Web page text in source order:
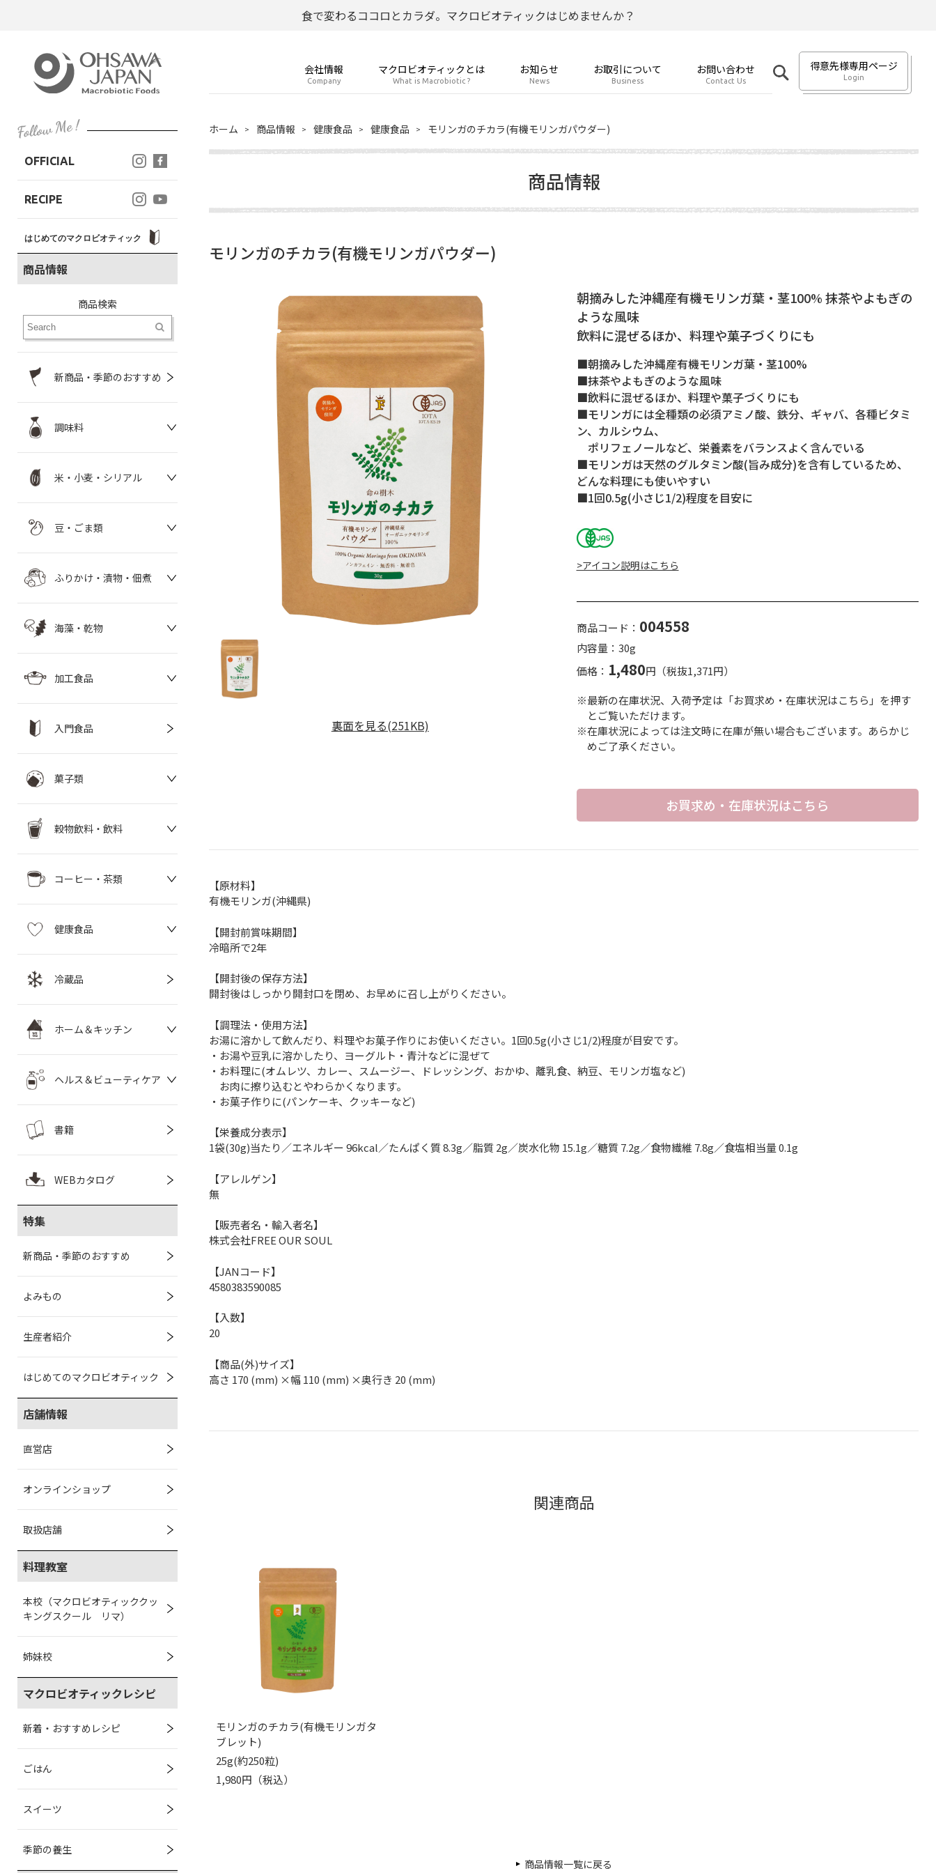
食で変わるココロとカラダ。マクロビオティックはじめませんか？
会社情報
Company
マクロビオティックとは
What is Macrobiotic ?
お知らせ
News
お取引について
Business
お問い合わせ
Contact Us
得意先様専用ページ
Login
OFFICIAL
RECIPE
はじめてのマクロビオティック
商品情報
商品検索
新商品・季節のおすすめ
調味料
米・小麦・シリアル
豆・ごま類
ふりかけ・漬物・佃煮
海藻・乾物
加工食品
入門食品
菓子類
穀物飲料・飲料
コーヒー・茶類
健康食品
冷蔵品
ホーム＆キッチン
ヘルス＆ビューティケア
書籍
WEBカタログ
特集
新商品・季節のおすすめ
よみもの
生産者紹介
はじめてのマクロビオティック
店舗情報
直営店
オンラインショップ
取扱店舗
料理教室
本校（マクロビオティッククッ
キングスクール リマ）
姉妹校
マクロビオティックレシピ
新着・おすすめレシピ
ごはん
スイーツ
季節の養生
ホーム 商品情報 健康食品 健康食品 モリンガのチカラ(有機モリンガパウダー)
商品情報
モリンガのチカラ(有機モリンガパウダー)
裏面を見る(251KB)
朝摘みした沖縄産有機モリンガ葉・茎100% 抹茶やよもぎの
ような風味
飲料に混ぜるほか、料理や菓子づくりにも
■朝摘みした沖縄産有機モリンガ葉・茎100%
■抹茶やよもぎのような風味
■飲料に混ぜるほか、料理や菓子づくりにも
■モリンガには全種類の必須アミノ酸、鉄分、ギャバ、各種ビタミ
ン、カルシウム、
ポリフェノールなど、栄養素をバランスよく含んでいる
■モリンガは天然のグルタミン酸(旨み成分)を含有しているため、
どんな料理にも使いやすい
■1回0.5g(小さじ1/2)程度を目安に
>アイコン説明はこちら
商品コード： 004558
内容量：30g
価格： 1,480円（税抜1,371円）
※最新の在庫状況、入荷予定は「お買求め・在庫状況はこちら」を押す
とご覧いただけます。
※在庫状況によっては注文時に在庫が無い場合もございます。あらかじ
めご了承ください。
お買求め・在庫状況はこちら
【原材料】
有機モリンガ(沖縄県)
【開封前賞味期間】
冷暗所で2年
【開封後の保存方法】
開封後はしっかり開封口を閉め、お早めに召し上がりください。
【調理法・使用方法】
お湯に溶かして飲んだり、料理やお菓子作りにお使いください。1回0.5g(小さじ1/2)程度が目安です。
・お湯や豆乳に溶かしたり、ヨーグルト・青汁などに混ぜて
・お料理に(オムレツ、カレー、スムージー、ドレッシング、おかゆ、離乳食、納豆、モリンガ塩など)
お肉に擦り込むとやわらかくなります。
・お菓子作りに(パンケーキ、クッキーなど)
【栄養成分表示】
1袋(30g)当たり／エネルギー 96kcal／たんぱく質 8.3g／脂質 2g／炭水化物 15.1g／糖質 7.2g／食物繊維 7.8g／食塩相当量 0.1g
【アレルゲン】
無
【販売者名・輸入者名】
株式会社FREE OUR SOUL
【JANコード】
4580383590085
【入数】
20
【商品(外)サイズ】
高さ 170 (mm) ×幅 110 (mm) ×奥行き 20 (mm)
関連商品
モリンガのチカラ(有機モリンガタ
ブレット)
25g(約250粒)
1,980円（税込）
商品情報一覧に戻る